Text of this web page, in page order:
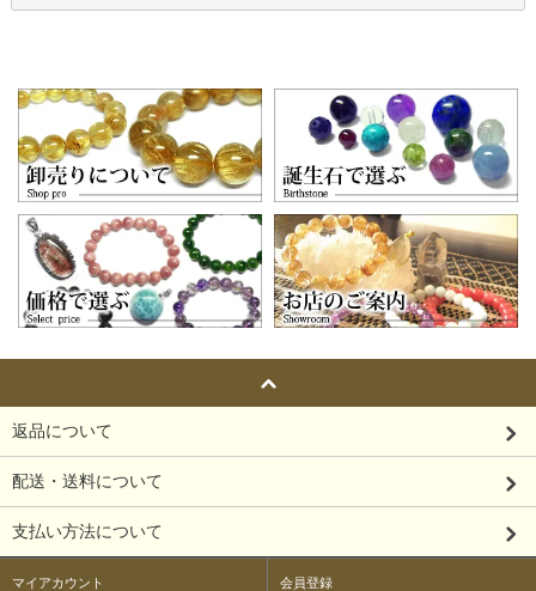
返品について
配送・送料について
支払い方法について
マイアカウント 会員登録